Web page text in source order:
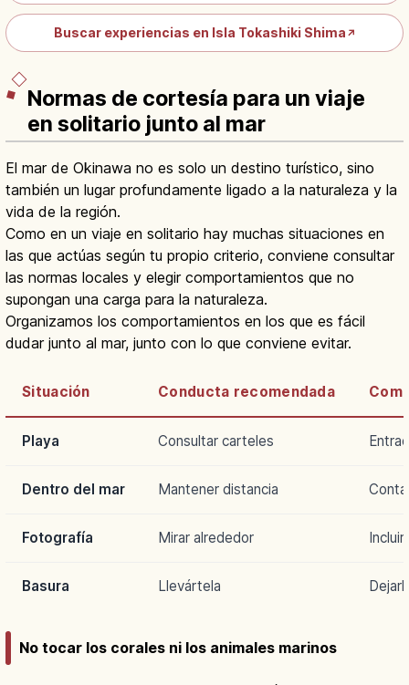
Buscar experiencias en Isla Tokashiki Shima ↗
Normas de cortesía para un viaje
en solitario junto al mar
El mar de Okinawa no es solo un destino turístico, sino
también un lugar profundamente ligado a la naturaleza y la
vida de la región.
Como en un viaje en solitario hay muchas situaciones en
las que actúas según tu propio criterio, conviene consultar
las normas locales y elegir comportamientos que no
supongan una carga para la naturaleza.
Organizamos los comportamientos en los que es fácil
dudar junto al mar, junto con lo que conviene evitar.
Situación Conducta recomendada
Playa Consultar carteles
Dentro del mar Mantener distancia
Fotografía Mirar alrededor
Basura Llevártela
No tocar los corales ni los animales marinos